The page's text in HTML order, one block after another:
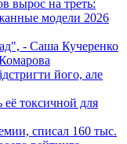
вырос на треть:
модели 2026
- Саша Кучеренко
його, але
токсичной для
списал 160 тыс.